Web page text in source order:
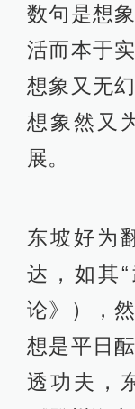
数句是想
活而本于
想象又无
想象然又
展。
东坡好为
达，如其
论》），
想是平日
透功夫，